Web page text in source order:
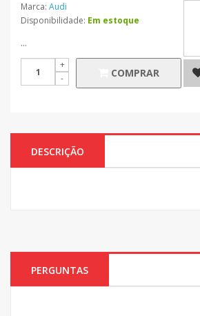
Marca: Audi
Disponibilidade: Em estoque
...
COMPRAR
DESCRIÇÃO
PERGUNTAS